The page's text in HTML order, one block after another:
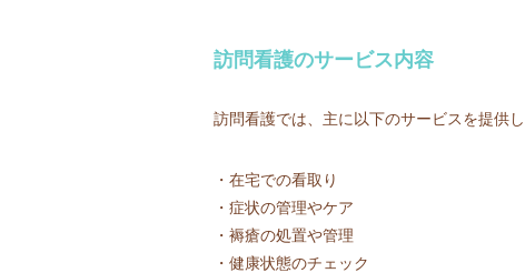
訪問看護のサービス内容
訪問看護では、主に以下のサービスを提供し
・在宅での看取り
・症状の管理やケア
・褥瘡の処置や管理
・健康状態のチェック